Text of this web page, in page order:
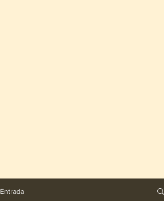
Entrada